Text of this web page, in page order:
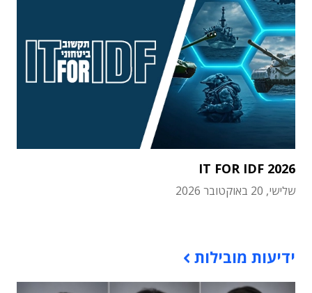
IT FOR IDF 2026
שלישי, 20 באוקטובר 2026
ידיעות מובילות